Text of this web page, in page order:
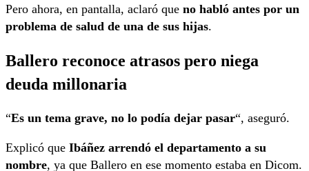
Pero ahora, en pantalla, aclaró que no habló antes por un
problema de salud de una de sus hijas.
Ballero reconoce atrasos pero niega
deuda millonaria
“Es un tema grave, no lo podía dejar pasar“, aseguró.
Explicó que Ibáñez arrendó el departamento a su
nombre, ya que Ballero en ese momento estaba en Dicom.